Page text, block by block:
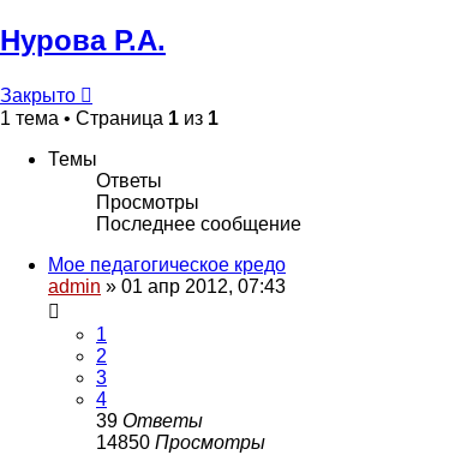
Нурова Р.А.
Закрыто
1 тема • Страница 1 из 1
Темы
Ответы
Просмотры
Последнее сообщение
Мое педагогическое кредо
admin » 01 апр 2012, 07:43
1
2
3
4
39 Ответы
14850 Просмотры